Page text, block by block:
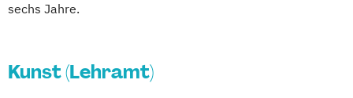
sechs Jahre.
Kunst (Lehramt)